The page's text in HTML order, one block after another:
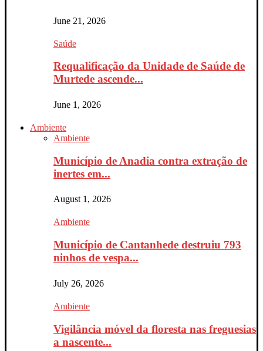
June 21, 2026
Saúde
Requalificação da Unidade de Saúde de
Murtede ascende...
June 1, 2026
Ambiente
Ambiente
Município de Anadia contra extração de
inertes em...
August 1, 2026
Ambiente
Município de Cantanhede destruiu 793
ninhos de vespa...
July 26, 2026
Ambiente
Vigilância móvel da floresta nas freguesias
a nascente...